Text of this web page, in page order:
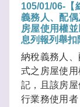
105/01/06-【
義務人、配
房屋使用權
息列報列舉扣
納稅義務人
式之房屋使
記，且該房
行業務使用